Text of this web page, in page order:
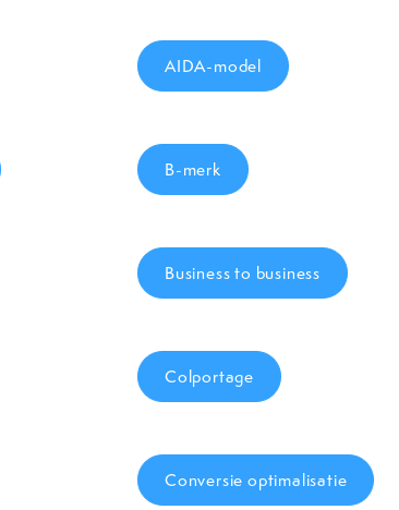
AIDA-model
B-merk
Business to business
Colportage
Conversie optimalisatie